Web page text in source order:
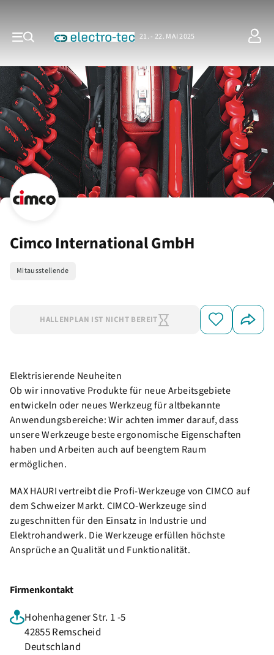
21. - 22. MAI 2025
Cimco International GmbH
Mitausstellende
HALLENPLAN IST NICHT BEREIT
Elektrisierende Neuheiten
Ob wir innovative Produkte für neue Arbeitsgebiete
entwickeln oder neues Werkzeug für altbekannte
Anwendungsbereiche: Wir achten immer darauf, dass
unsere Werkzeuge beste ergonomische Eigenschaften
haben und Arbeiten auch auf beengtem Raum
ermöglichen.
MAX HAURI vertreibt die Profi-Werkzeuge von CIMCO auf
dem Schweizer Markt. CIMCO-Werkzeuge sind
zugeschnitten für den Einsatz in Industrie und
Elektrohandwerk. Die Werkzeuge erfüllen höchste
Ansprüche an Qualität und Funktionalität.
Firmenkontakt
Hohenhagener Str. 1 -5
42855 Remscheid
Deutschland